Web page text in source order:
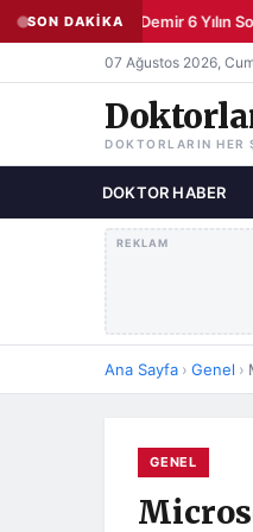
SON DAKİKA
Şemsettin Demir 6 Yılın
07 Ağustos 2026,
DOKTORLARIN HER
DOKTOR HABER
REKLAM
Ana Sayfa › Genel ›
GENEL